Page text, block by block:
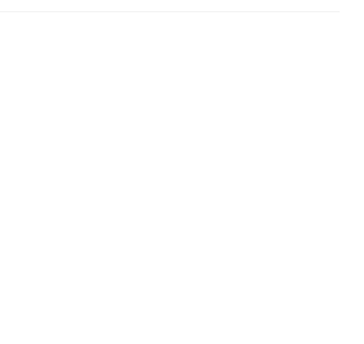
Marken setzen auf Tungsten-Füller für Gewicht,
oder günstigeren Serien. Werkseitig
Zifferblatt – kein Zittern, kein Ruckeln. Beim
echtes Oysterflex-Band. Das Ergebnis wirkt nicht